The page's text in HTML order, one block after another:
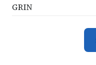
GRIN